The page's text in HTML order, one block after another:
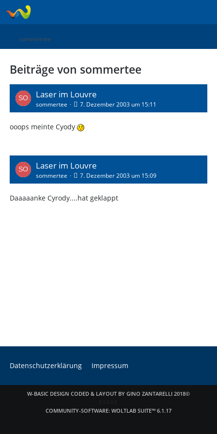
sommertee
Beiträge von sommertee
Laser im Louvre
sommertee 7. Dezember 2003 um 15:11
ooops meinte Cyody
Laser im Louvre
sommertee 7. Dezember 2003 um 15:09
Daaaaanke Cyrody....hat geklappt
Datenschutzerklärung Impressum
W-BASIC DESIGN CODED & LAYOUT BY GINO ZANTARELLI 2018©
COMMUNITY-SOFTWARE: WOLTLAB SUITE™ 6.1.17